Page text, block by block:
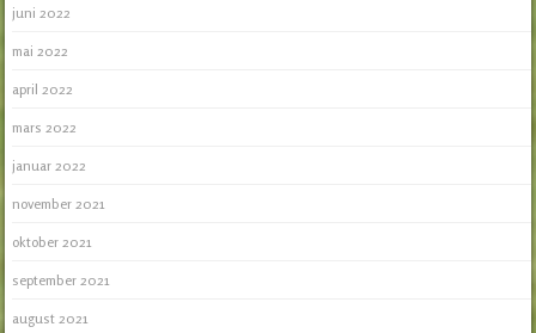
juni 2022
mai 2022
april 2022
mars 2022
januar 2022
november 2021
oktober 2021
september 2021
august 2021